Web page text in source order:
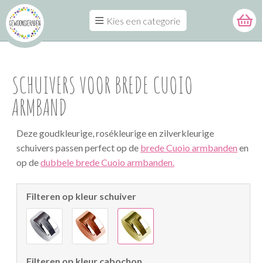
Kies een categorie
SCHUIVERS VOOR BREDE CUOIO
ARMBAND
Deze goudkleurige, rosékleurige en zilverkleurige
schuivers passen perfect op de brede Cuoio armbanden en
op dedubbele brede Cuoio armbanden.
Filteren op kleur schuiver